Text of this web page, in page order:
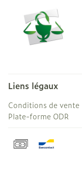
Liens légaux
Conditions de vente
Plate-forme ODR